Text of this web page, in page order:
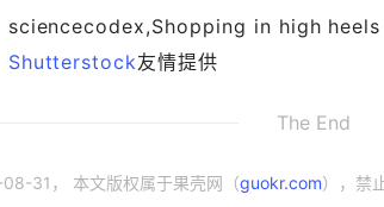
sciencecodex,Shopping in high
Shutterstock友情提供
The End
31 ， 本文版权属于果壳网（guokr.com），禁